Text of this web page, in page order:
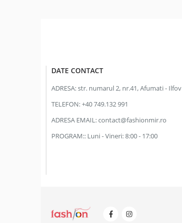
DATE CONTACT
ADRESA:str. numarul 2, nr.41, Afumati - Ilfov
TELEFON:+40 749.132 991
ADRESA EMAIL:contact@fashionmir.ro
PROGRAM:: Luni - Vineri: 8:00 - 17:00